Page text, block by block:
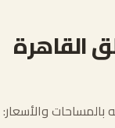
القاهرة
بالمساحات والأسعار: